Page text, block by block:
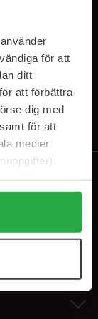
för att
ditt
att förbättra
dig med
för att
medier
du
anpassa
helst återkalla
.